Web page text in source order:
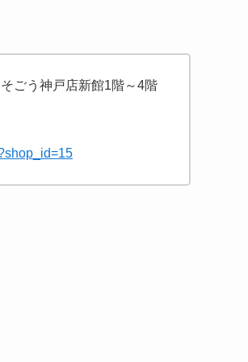
ごう神戸店新館1階～4階